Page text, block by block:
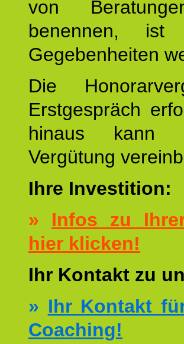
von
benennen, ist
Gegebenheiten
Die
Erstgespräch
hinaus kann
Vergütung
Ihre Investition:
» Infos zu
hier klicken!
Ihr Kontakt zu
» Ihr Kontakt
Coaching!